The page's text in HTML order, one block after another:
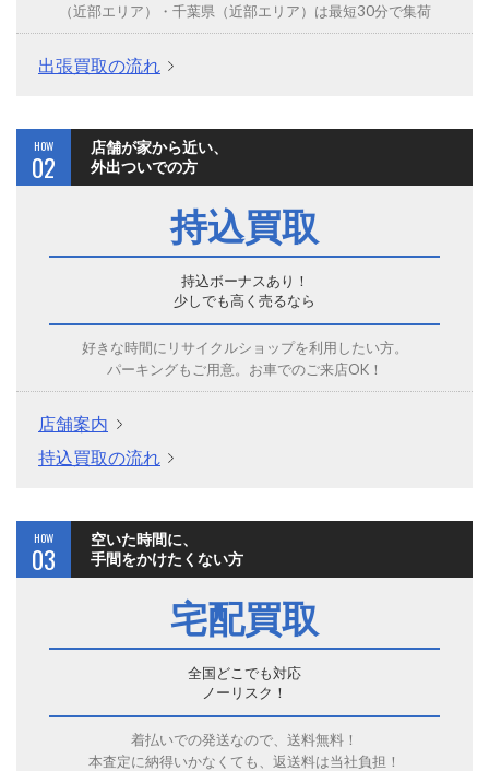
（近部エリア）・千葉県（近部エリア）は最短30分で集荷
出張買取の流れ
HOW
02
店舗が家から近い、
外出ついでの方
持込買取
持込ボーナスあり！
少しでも高く売るなら
好きな時間にリサイクルショップを利用したい方。
パーキングもご用意。お車でのご来店OK！
店舗案内
持込買取の流れ
HOW
03
空いた時間に、
手間をかけたくない方
宅配買取
全国どこでも対応
ノーリスク！
着払いでの発送なので、送料無料！
本査定に納得いかなくても、返送料は当社負担！